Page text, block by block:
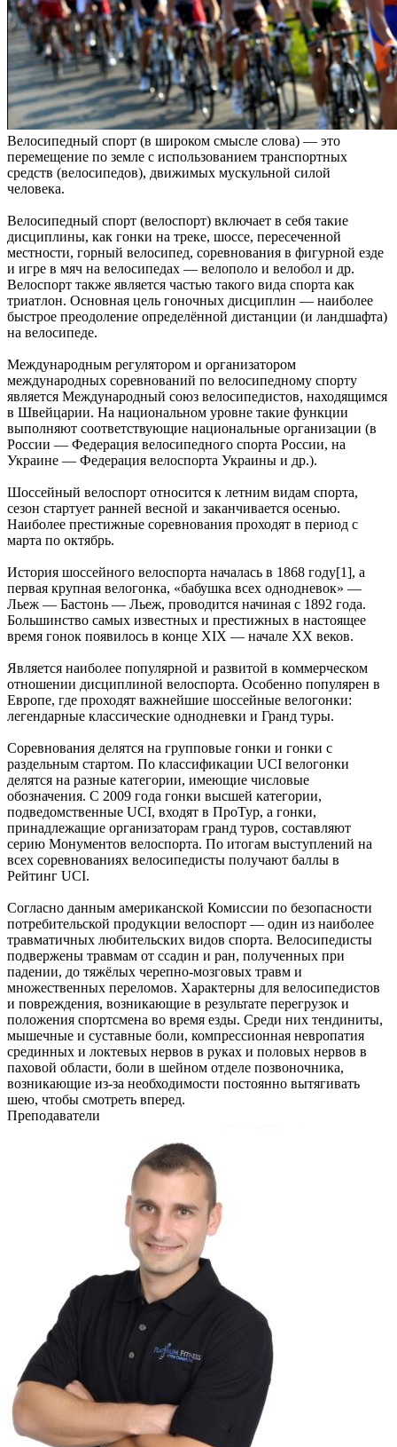
Велосипедный спорт (в широком смысле слова) — это
перемещение по земле с использованием транспортных
средств (велосипедов), движимых мускульной силой
человека.
Велосипедный спорт (велоспорт) включает в себя такие
дисциплины, как гонки на треке, шоссе, пересеченной
местности, горный велосипед, соревнования в фигурной езде
и игре в мяч на велосипедах — велополо и велобол и др.
Велоспорт также является частью такого вида спорта как
триатлон. Основная цель гоночных дисциплин — наиболее
быстрое преодоление определённой дистанции (и ландшафта)
на велосипеде.
Международным регулятором и организатором
международных соревнований по велосипедному спорту
является Международный союз велосипедистов, находящимся
в Швейцарии. На национальном уровне такие функции
выполняют соответствующие национальные организации (в
России — Федерация велосипедного спорта России, на
Украине — Федерация велоспорта Украины и др.).
Шоссейный велоспорт относится к летним видам спорта,
сезон стартует ранней весной и заканчивается осенью.
Наиболее престижные соревнования проходят в период с
марта по октябрь.
История шоссейного велоспорта началась в 1868 году[1], а
первая крупная велогонка, «бабушка всех однодневок» —
Льеж — Бастонь — Льеж, проводится начиная с 1892 года.
Большинство самых известных и престижных в настоящее
время гонок появилось в конце XIX — начале XX веков.
Является наиболее популярной и развитой в коммерческом
отношении дисциплиной велоспорта. Особенно популярен в
Европе, где проходят важнейшие шоссейные велогонки:
легендарные классические однодневки и Гранд туры.
Соревнования делятся на групповые гонки и гонки с
раздельным стартом. По классификации UCI велогонки
делятся на разные категории, имеющие числовые
обозначения. С 2009 года гонки высшей категории,
подведомственные UCI, входят в ПроТур, а гонки,
принадлежащие организаторам гранд туров, составляют
серию Монументов велоспорта. По итогам выступлений на
всех соревнованиях велосипедисты получают баллы в
Рейтинг UCI.
Согласно данным американской Комиссии по безопасности
потребительской продукции велоспорт — один из наиболее
травматичных любительских видов спорта. Велосипедисты
подвержены травмам от ссадин и ран, полученных при
падении, до тяжёлых черепно-мозговых травм и
множественных переломов. Характерны для велосипедистов
и повреждения, возникающие в результате перегрузок и
положения спортсмена во время езды. Среди них тендиниты,
мышечные и суставные боли, компрессионная невропатия
срединных и локтевых нервов в руках и половых нервов в
паховой области, боли в шейном отделе позвоночника,
возникающие из-за необходимости постоянно вытягивать
шею, чтобы смотреть вперед.
Преподаватели